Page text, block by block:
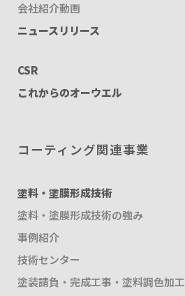
会社紹介動画
ニュースリリース
CSR
これからのオーウエル
コーティング関連事業
塗料・塗膜形成技術
塗料・塗膜形成技術の強み
事例紹介
技術センター
塗装請負・完成工事・塗料調色加工